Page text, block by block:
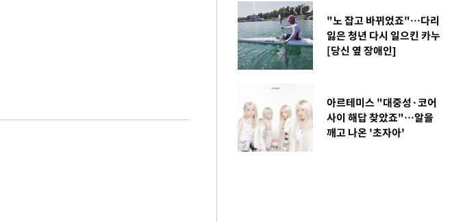
"노 잡고 바뀌었죠"…다리
잃은 청년 다시 일으킨 카누
[당신 옆 장애인]
아르테미스 "대중성·코어
사이 해답 찾았죠"…알을
깨고 나온 '초자아'